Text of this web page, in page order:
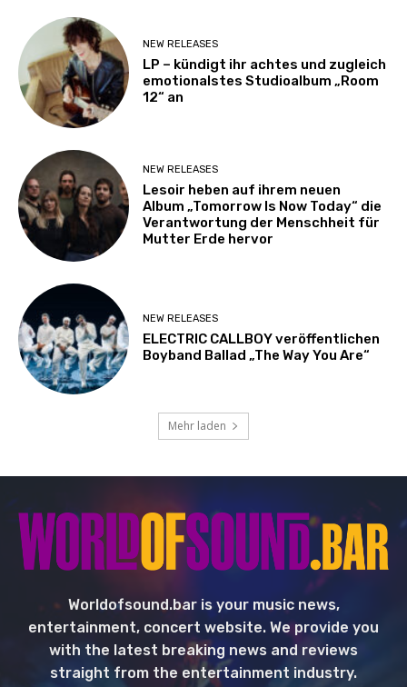
NEW RELEASES
LP – kündigt ihr achtes und zugleich
emotionalstes Studioalbum „Room
12“ an
NEW RELEASES
Lesoir heben auf ihrem neuen
Album „Tomorrow Is Now Today“ die
Verantwortung der Menschheit für
Mutter Erde hervor
NEW RELEASES
ELECTRIC CALLBOY veröffentlichen
Boyband Ballad „The Way You Are“
Mehr laden
Worldofsound.bar is your music news,
entertainment, concert website. We provide you
with the latest breaking news and reviews
straight from the entertainment industry.